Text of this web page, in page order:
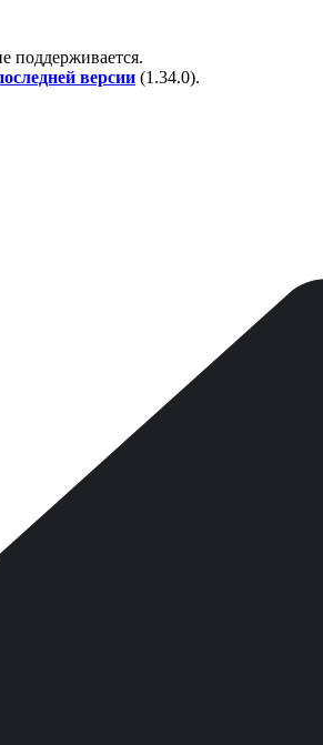
поддерживается.
версии (1.34.0).